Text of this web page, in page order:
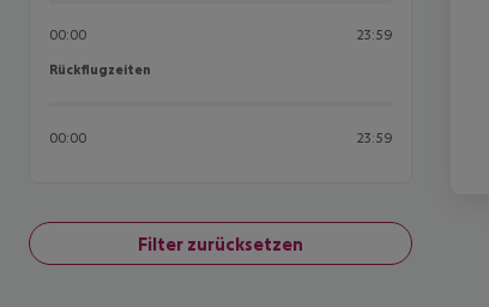
00:00 23:59
Rückflugzeiten
Rückflugzeiten
00:00 23:59
Filter zurücksetzen